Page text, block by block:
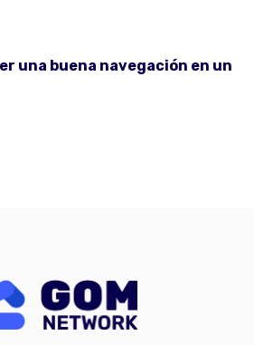
una buena navegación en un